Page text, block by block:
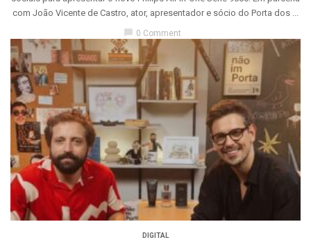
com João Vicente de Castro, ator, apresentador e sócio do Porta dos ...
chat_bubble 0 Comment
DIGITAL